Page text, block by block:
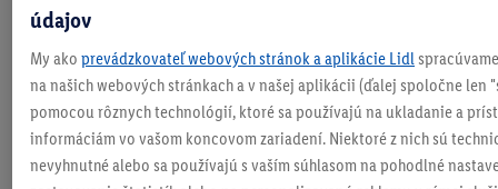
a
v
v
š
údajov
My ako prevádzkovateľ webových stránok a aplikácie Lidl
na našich webových stránkach a v našej aplikácii (ďalej spoločne len
pomocou rôznych technológií, ktoré sa používajú na ukladanie a
informáciám vo vašom koncovom zariadení. Niektoré z nich sú
nevyhnutné alebo sa používajú s vaším súhlasom na pohodlné